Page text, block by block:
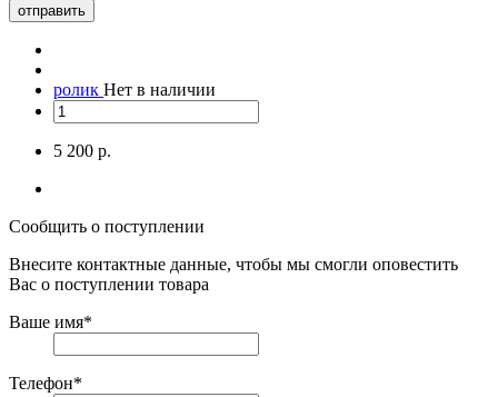
отправить
ролик Нет в наличии
5 200 р.
Сообщить о поступлении
Внесите контактные данные, чтобы мы смогли оповестить
Вас о поступлении товара
Ваше имя*
Телефон*